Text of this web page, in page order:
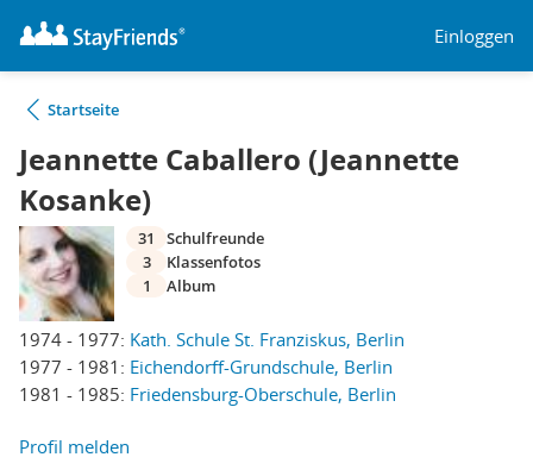
Einloggen
Startseite
Jeannette Caballero (Jeannette
Kosanke)
1974 - 1977: Kath. Schule St. Franziskus, Berlin
1977 - 1981: Eichendorff-Grundschule, Berlin
1981 - 1985: Friedensburg-Oberschule, Berlin
31
Schulfreunde
3
Klassenfotos
1
Album
Profil melden